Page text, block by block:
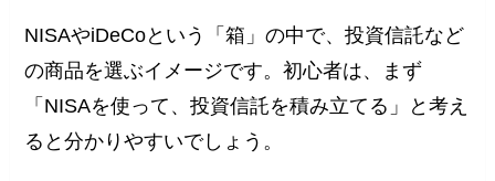
NISAやiDeCoという「箱」の中で、投資信託など
の商品を選ぶイメージです。初心者は、まず
「NISAを使って、投資信託を積み立てる」と考え
ると分かりやすいでしょう。